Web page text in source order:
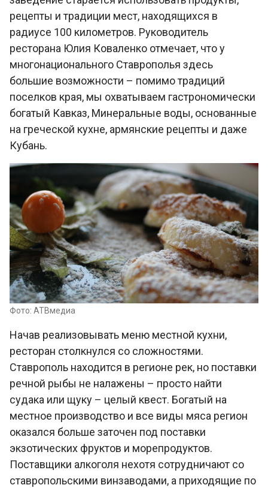
рецепты и традиции мест, находящихся в
радиусе 100 километров. Руководитель
ресторана Юлия Коваленко отмечает, что у
многонационального Ставрополья здесь
большие возможности – помимо традиций
поселков края, мы охватываем гастрономически
богатый Кавказ, Минеральные воды, основанные
на греческой кухне, армянские рецепты и даже
Кубань.
Фото: АТВмедиа
Начав реализовывать меню местной кухни,
ресторан столкнулся со сложностями.
Ставрополь находится в регионе рек, но поставки
речной рыбы не налажены – просто найти
судака или щуку – целый квест. Богатый на
местное производство и все виды мяса регион
оказался больше заточен под поставки
экзотических фруктов и морепродуктов.
Поставщики алкоголя нехотя сотрудничают со
ставропольскими винзаводами, а приходящие по